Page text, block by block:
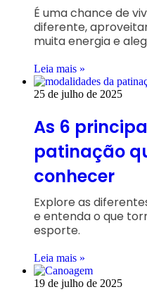
É uma chance de
diferente,
muita energia e
Leia mais »
25 de julho de 2025
As 6
patinação
conhecer
Explore as
e entenda o que
esporte.
Leia mais »
19 de julho de 2025